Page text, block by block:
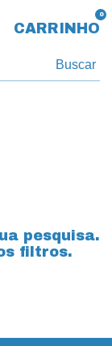
CARRINHO
0
Buscar
pesquisa.
filtros.